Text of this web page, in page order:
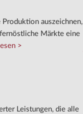
Produktion auszeichnen,
Märkte eine
Leistungen, die alle